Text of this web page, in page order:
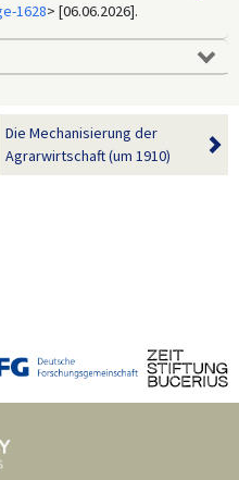
1628> [06.06.2026].
Die Mechanisierung der
Agrarwirtschaft (um 1910)